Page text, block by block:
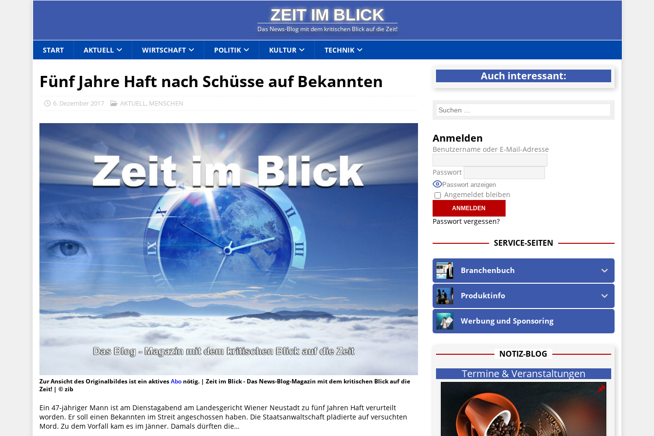
ZEIT IM BLICK
Das News-Blog mit dem kritischen Blick auf die Zeit!
START AKTUELL WIRTSCHAFT POLITIK KULTUR TECHNIK
Fünf Jahre Haft nach Schüsse auf Bekannten
6. Dezember 2017 AKTUELL, MENSCHEN
Zur Ansicht des Originalbildes ist ein aktivesAbo nötig. | Zeit im Blick - Das News-Blog-Magazin mit dem kritischen Blick auf die
Zeit! | © zib
Ein 47-jähriger Mann ist am Dienstagabend am Landesgericht Wiener Neustadt zu fünf Jahren Haft verurteilt
worden. Er soll einen Bekannten im Streit angeschossen haben. Die Staatsanwaltschaft plädierte auf versuchten
Mord. Zu dem Vorfall kam es im Jänner. Damals dürften die…
Auch interessant:
Anmelden
Benutzername oder E-Mail-Adresse
Passwort
Passwort anzeigen
Angemeldet bleiben
Passwort vergessen?
SERVICE-SEITEN
Branchenbuch
Produktinfo
Werbung und Sponsoring
NOTIZ-BLOG
Termine & Veranstaltungen